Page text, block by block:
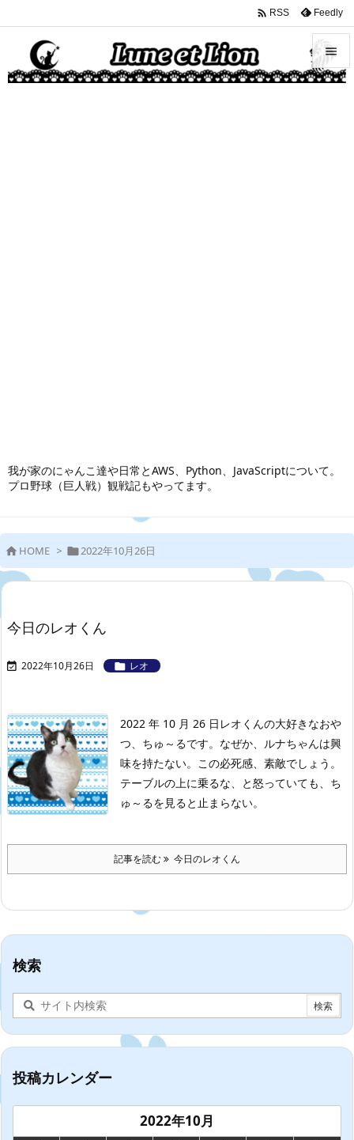
我が家のにゃんこ達や日常とAWS、Python、JavaScriptについて。
プロ野球（巨人戦）観戦記もやってます。


 RSS Feedly
 HOME > 2022年10月26日
今日のレオくん
 2022年10月26日  レオ
2022 年 10 月 26 日 レオくんの大好きなおや
つ、ちゅ～るです。 なぜか、ルナちゃんは興
味を持たない。 この必死感、素敵でしょう。
テーブルの上に乗るな、と怒っていても、ち
ゅ～るを見ると止まらない。
記事を読む 今日のレオくん
検索
投稿カレンダー
2022年10月